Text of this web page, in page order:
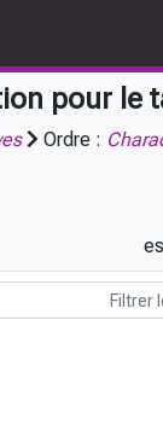
pour le
Ordre :